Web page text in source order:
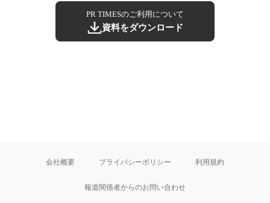
PR TIMESのご利用について
資料をダウンロード
会社概要 プライバシーポリシー 利用規約
報道関係者からのお問い合わせ